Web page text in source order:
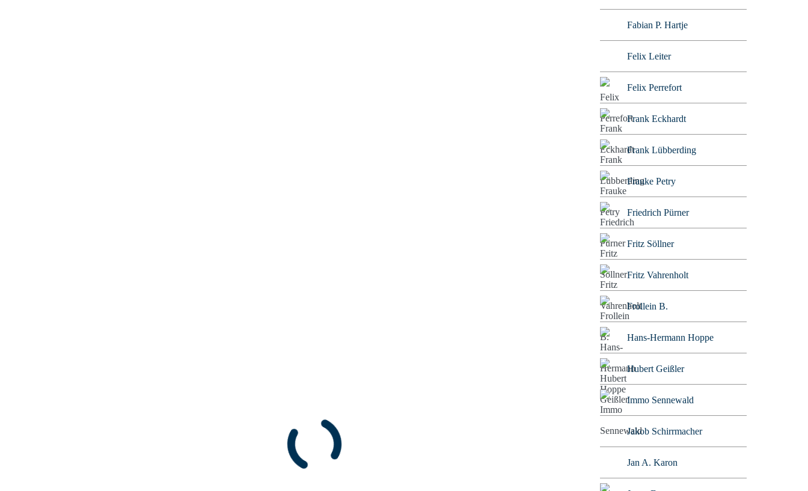
Fabian P. Hartje
Felix Leiter
Felix Perrefort
Frank Eckhardt
Frank Lübberding
Frauke Petry
Friedrich Pürner
Fritz Söllner
Fritz Vahrenholt
Frollein B.
Hans-Hermann Hoppe
Hubert Geißler
Immo Sennewald
Jakob Schirrmacher
Jan A. Karon